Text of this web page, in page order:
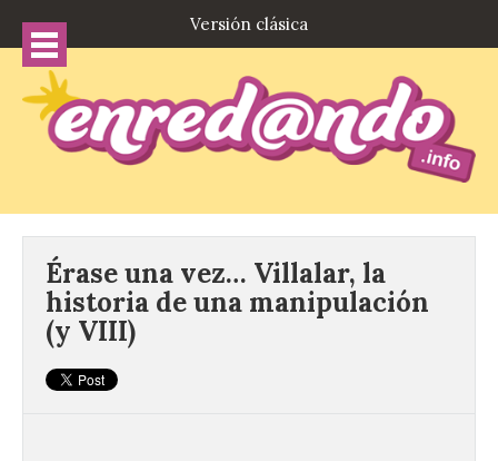
Versión clásica
Érase una vez… Villalar, la
historia de una manipulación
(y VIII)